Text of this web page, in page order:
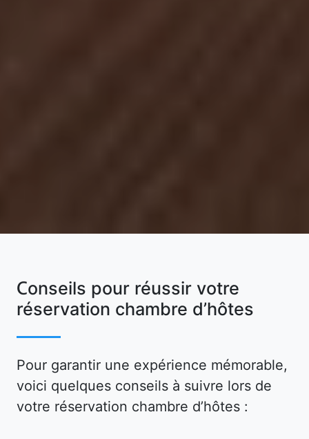
Conseils pour réussir votre
réservation chambre d’hôtes
Pour garantir une expérience mémorable,
voici quelques conseils à suivre lors de
votre réservation chambre d’hôtes :